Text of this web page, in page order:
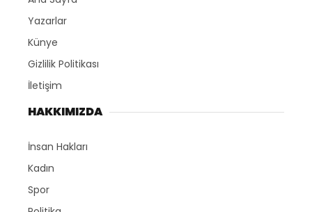
Yazarlar
Künye
Gizlilik Politikası
İletişim
HAKKIMIZDA
İnsan Hakları
Kadın
Spor